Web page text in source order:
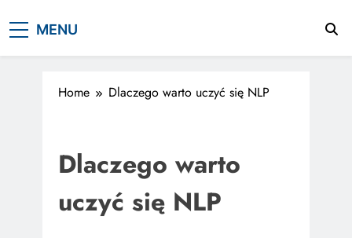
MENU
Home Dlaczego warto uczyć się NLP
Dlaczego warto
uczyć się NLP